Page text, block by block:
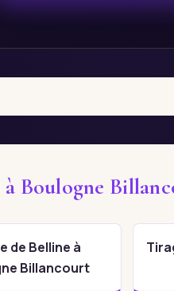
Boulogne
de Belline à
Billancourt